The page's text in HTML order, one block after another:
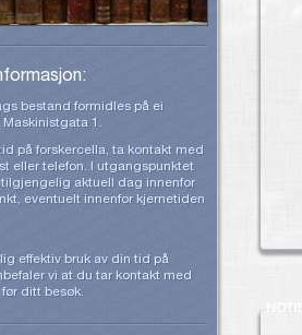
bestand formidles på ei
1.
på forskercella, ta kontakt med
eller telefon. I utgangspunktet
aktuell dag innenfor
eventuelt innenfor kjernetiden
effektiv bruk av din tid på
vi at du tar kontakt med
ditt besøk.